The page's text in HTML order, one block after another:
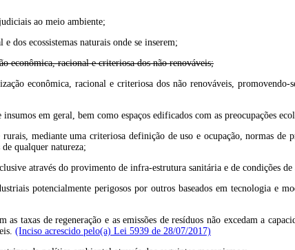
ao meio ambiente;
dos ecossistemas naturais onde se inserem;
econômica, racional e criteriosa dos não renováveis;
econômica, racional e criteriosa dos não renováveis,
em geral, bem como espaços edificados com as preocupações
mediante uma criteriosa definição de uso e ocupação, normas de
qualquer natureza;
através do provimento de infra-estrutura sanitária e de condições
potencialmente perigosos por outros baseados em tecnologia e
taxas de regeneração e as emissões de resíduos não excedam a
(Inciso acrescido pelo(a) Lei 5939 de 28/07/2017)